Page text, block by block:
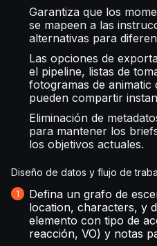
Garantiza que los
se mapeen a las
alternativas para
Las opciones de
el pipeline, listas de
fotogramas de animatic
pueden compartir
Eliminación de
para mantener los
los objetivos actuales.
Diseño de datos y flujo de
Defina un grafo de
location, characters, y
elemento con tipo de
reacción, VO) y notas